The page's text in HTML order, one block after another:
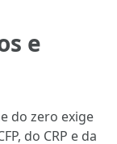
e
do zero exige
do CRP e da